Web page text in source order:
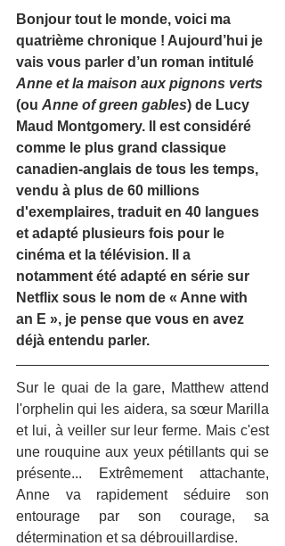
Bonjour tout le monde, voici ma
quatrième chronique ! Aujourd’hui je
vais vous parler d’un roman intitulé
Anne et la maison aux pignons verts
(ou Anne of green gables) de Lucy
Maud Montgomery. Il est considéré
comme le plus grand classique
canadien-anglais de tous les temps,
vendu à plus de 60 millions
d'exemplaires, traduit en 40 langues
et adapté plusieurs fois pour le
cinéma et la télévision. Il a
notamment été adapté en série sur
Netflix sous le nom de « Anne with
an E », je pense que vous en avez
déjà entendu parler.
Sur le quai de la gare, Matthew attend
l'orphelin qui les aidera, sa sœur Marilla
et lui, à veiller sur leur ferme. Mais c'est
une rouquine aux yeux pétillants qui se
présente... Extrêmement attachante,
Anne va rapidement séduire son
entourage par son courage, sa
détermination et sa débrouillardise.